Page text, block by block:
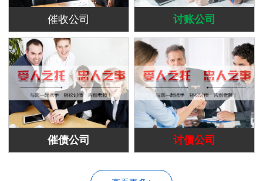
催收公司 讨账公司
催债公司 讨债公司